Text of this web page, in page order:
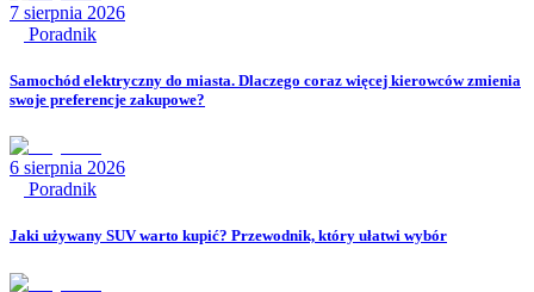
7 sierpnia 2026
Poradnik
Samochód elektryczny do miasta. Dlaczego coraz więcej kierowców zmienia
swoje preferencje zakupowe?
6 sierpnia 2026
Poradnik
Jaki używany SUV warto kupić? Przewodnik, który ułatwi wybór